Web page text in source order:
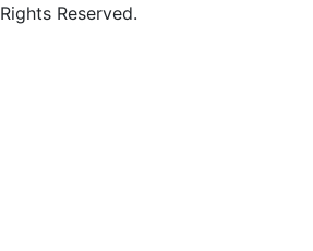
Rights Reserved.